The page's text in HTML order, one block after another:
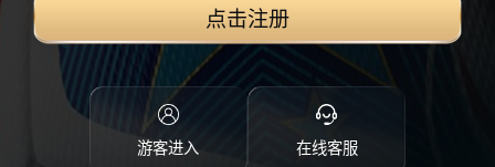
点击注册
游客进入 在线客服